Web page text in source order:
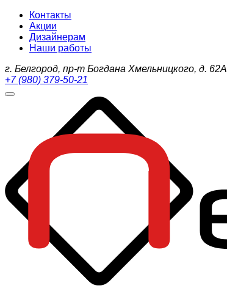
Контакты
Акции
Дизайнерам
Наши работы
г. Белгород, пр-т Богдана Хмельницкого, д. 62А
+7 (980) 379-50-21